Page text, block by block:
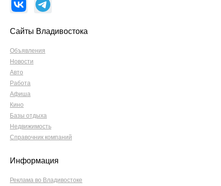
Сайты Владивостока
Объявления
Новости
Авто
Работа
Афиша
Кино
Базы отдыха
Недвижимость
Справочник компаний
Информация
Реклама во Владивостоке